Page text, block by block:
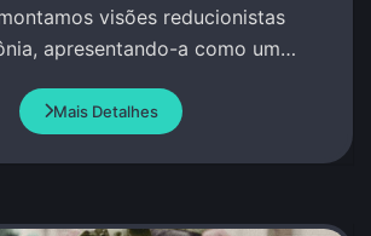
visões reducionistas
apresentando-a como um
Mais Detalhes